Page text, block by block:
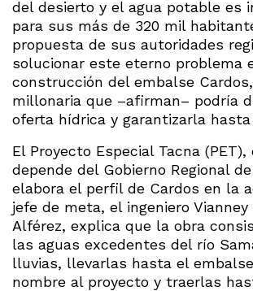
del desierto y el agua potable es
para sus más de 320 mil
propuesta de sus autoridades
solucionar este eterno problema
construcción del embalse
millonaria que –afirman– podría
oferta hídrica y garantizarla hasta
El Proyecto Especial Tacna (PET),
depende del Gobierno Regional
elabora el perfil de Cardos en la
jefe de meta, el ingeniero Vianney
Alférez, explica que la obra
las aguas excedentes del río
lluvias, llevarlas hasta el
nombre al proyecto y traerlas